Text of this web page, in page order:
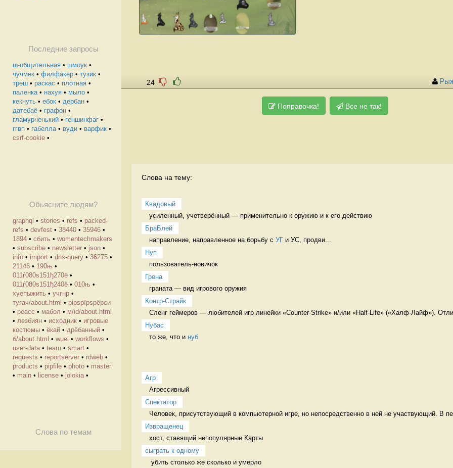
Последние запросы
ш-общительная • шмоук •
чучмек • филфакер • тузик •
треш • раскас • плотная •
паленка• нахуя • мыло •
кекнуть • ебок • дербан •
датебаё • графон •
гламурненький • геншинфаг •
ггвп • габелла• вуди • варфик •
csrf-cookie •
Обьясните людям?
graphql • stories • refs • packed-
refs • devfest • 38440 • 35946 •
1894 • сбить • womentechmakers
• subscribe • newsletter • json •
info • import • dns-query • 36275 •
21146 • 190њ •
011ѓ080ѕ151ђ270ё •
011ѓ080ѕ151ђ240ё • 010њ •
хуепыжить • учгнр •
тугач/about.html • рірѕрїрѕрёрєи
• реасс • мабол • м/id/about.html
• лезбиян • исходник • игровые
костюмы • ёкай • дрёбанный •
б/about.html • wuel • workflows •
user-data • team • smart •
requests • reportserver • rdweb •
products • pipfile • photo • master
• main • license • jolokia •
Слова по темам
24
Поправочка! Все не так!
Слова на тему:
Квадовый
усиленный, учетверённый — применительно к оружию и к его действию
БраБлей
направление, направленное на борьбу с УГ и УС, продви...
Нуп
пользователь-новичок
Грена
граната — вид игрового оружия
Контр-Страйк
Сленг геймеров — любителей игр линейки «Counter-Strike» и/или «Half-Life» («Халф-Лайф»).
Нубас
то же, что и нуб
Агр
Агрессивный
Спектатор
Человек, присутствующий в компьютерной игре, но непосредственно в ней не участвующий. В
Извращенец
хост, ставящий непопулярные Карты
сыграть к одному
убить столько же сколько и умерло